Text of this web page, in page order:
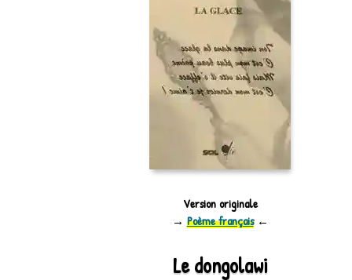
Version originale
→ Poème français←
Le dongolawi